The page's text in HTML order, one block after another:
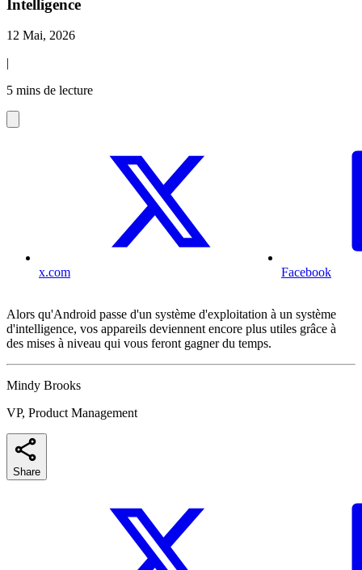
Intelligence
12 Mai, 2026
|
5 mins de lecture
x.com Facebook
Alors qu'Android passe d'un système d'exploitation à un système
d'intelligence, vos appareils deviennent encore plus utiles grâce à
des mises à niveau qui vous feront gagner du temps.
Mindy Brooks
VP, Product Management
Share